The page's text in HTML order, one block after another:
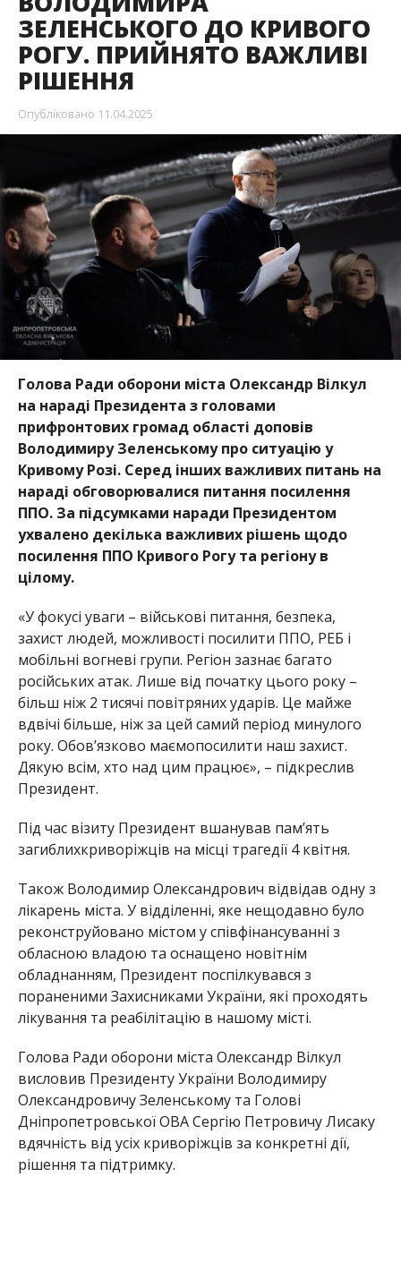
ЗЕЛЕНСЬКОГО ДО КРИВОГО
РОГУ. ПРИЙНЯТО ВАЖЛИВІ
РІШЕННЯ
Опубліковано 11.04.2025
Голова Ради оборони міста Олександр Вілкул
на нараді Президента з головами
прифронтових громад області доповів
Володимиру Зеленському про ситуацію у
Кривому Розі. Серед інших важливих питань на
нараді обговорювалися питання посилення
ППО. За підсумками наради Президентом
ухвалено декілька важливих рішень щодо
посилення ППО Кривого Рогу та регіону в
цілому.
«У фокусі уваги – військові питання, безпека,
захист людей, можливості посилити ППО, РЕБ і
мобільні вогневі групи. Регіон зазнає багато
російських атак. Лише від початку цього року –
більш ніж 2 тисячі повітряних ударів. Це майже
вдвічі більше, ніж за цей самий період минулого
року. Обовʼязково маємопосилити наш захист.
Дякую всім, хто над цим працює», – підкреслив
Президент.
Під час візиту Президент вшанував пам’ять
загиблихкриворіжців на місці трагедії 4квітня.
Також Володимир Олександрович відвідав одну з
лікарень міста. У відділенні, яке нещодавно було
реконструйовано містом у співфінансуванні з
обласною владою та оснащено новітнім
обладнанням, Президент поспілкувався з
пораненими Захисниками України, які проходять
лікування та реабілітацію в нашому місті.
Голова Ради оборони міста Олександр Вілкул
висловив Президенту України Володимиру
Олександровичу Зеленському та Голові
Дніпропетровської ОВА Сергію Петровичу Лисаку
вдячність від усіх криворіжців за конкретні дії,
рішення та підтримку.